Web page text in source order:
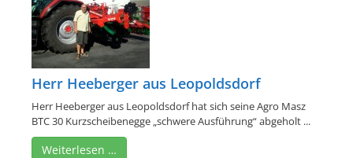
Herr Heeberger aus Leopoldsdorf
Herr Heeberger aus Leopoldsdorf hat sich seine Agro Masz
BTC 30 Kurzscheibenegge „schwere Ausführung“ abgeholt ...
Weiterlesen …